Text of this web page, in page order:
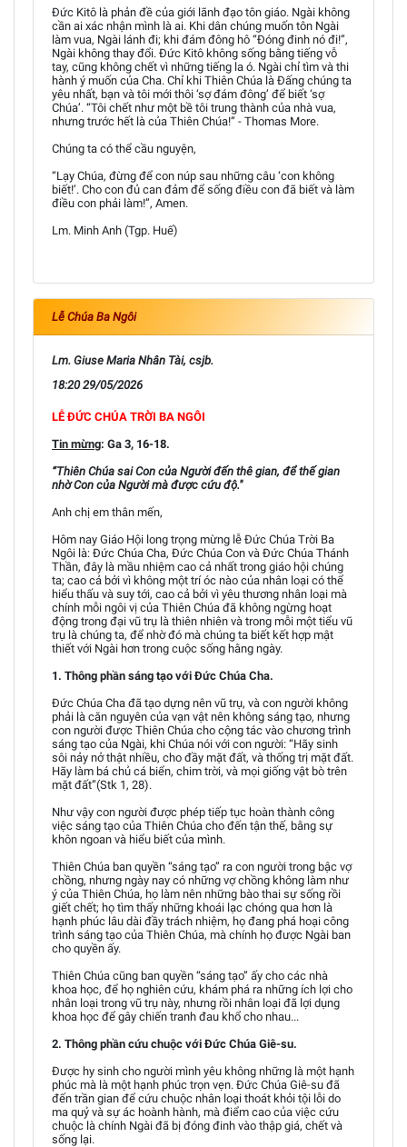
Đức Kitô là phản đề của giới lãnh đạo tôn giáo. Ngài không
cần ai xác nhận mình là ai. Khi dân chúng muốn tôn Ngài
làm vua, Ngài lánh đi; khi đám đông hô “Đóng đinh nó đi!”,
Ngài không thay đổi. Đức Kitô không sống bằng tiếng vỗ
tay, cũng không chết vì những tiếng la ó. Ngài chỉ tìm và thi
hành ý muốn của Cha. Chỉ khi Thiên Chúa là Đấng chúng ta
yêu nhất, bạn và tôi mới thôi ‘sợ đám đông’ để biết ‘sợ
Chúa’. “Tôi chết như một bề tôi trung thành của nhà vua,
nhưng trước hết là của Thiên Chúa!” - Thomas More.
Chúng ta có thể cầu nguyện,
“Lạy Chúa, đừng để con núp sau những câu ‘con không
biết!’. Cho con đủ can đảm để sống điều con đã biết và làm
điều con phải làm!”, Amen.
Lm. Minh Anh (Tgp. Huế)
Lễ Chúa Ba Ngôi
Lm. Giuse Maria Nhân Tài, csjb.
18:20 29/05/2026
LỄ ĐỨC CHÚA TRỜI BA NGÔI
Tin mừng: Ga 3, 16-18.
“Thiên Chúa sai Con của Người đến thê gian, để thế gian
nhờ Con của Người mà được cứu độ."
Anh chị em thân mến,
Hôm nay Giáo Hội long trọng mừng lễ Đức Chúa Trời Ba
Ngôi là: Đức Chúa Cha, Đức Chúa Con và Đức Chúa Thánh
Thần, đây là mầu nhiệm cao cả nhất trong giáo hội chúng
ta; cao cả bởi vì không một trí óc nào của nhân loại có thể
hiểu thấu và suy tới, cao cả bởi vì yêu thương nhân loại mà
chính mỗi ngôi vị của Thiên Chúa đã không ngừng hoạt
động trong đại vũ trụ là thiên nhiên và trong mỗi một tiểu vũ
trụ là chúng ta, để nhờ đó mà chúng ta biết kết hợp mật
thiết với Ngài hơn trong cuộc sống hằng ngày.
1. Thông phần sáng tạo với Đức Chúa Cha.
Đức Chúa Cha đã tạo dựng nên vũ trụ, và con người không
phải là căn nguyên của vạn vật nên không sáng tạo, nhưng
con người được Thiên Chúa cho cộng tác vào chương trình
sáng tạo của Ngài, khi Chúa nói với con người: “Hãy sinh
sôi nảy nở thật nhiều, cho đầy mặt đất, và thống trị mặt đất.
Hãy làm bá chủ cá biển, chim trời, và mọi giống vật bò trên
mặt đất”(Stk 1, 28).
Như vậy con người được phép tiếp tục hoàn thành công
việc sáng tạo của Thiên Chúa cho đến tận thế, bằng sự
khôn ngoan và hiểu biết của mình.
Thiên Chúa ban quyền “sáng tạo” ra con người trong bậc vợ
chồng, nhưng ngày nay có những vợ chồng không làm như
ý của Thiên Chúa, họ làm nên những bào thai sự sống rồi
giết chết; họ tìm thấy những khoái lạc chóng qua hơn là
hạnh phúc lâu dài đầy trách nhiệm, họ đang phá hoại công
trình sáng tạo của Thiên Chúa, mà chính họ được Ngài ban
cho quyền ấy.
Thiên Chúa cũng ban quyền “sáng tạo” ấy cho các nhà
khoa học, để họ nghiên cứu, khám phá ra những ích lợi cho
nhân loại trong vũ trụ này, nhưng rồi nhân loại đã lợi dụng
khoa học để gây chiến tranh đau khổ cho nhau...
2. Thông phần cứu chuộc với Đức Chúa Giê-su.
Được hy sinh cho người mình yêu không những là một hạnh
phúc mà là một hạnh phúc trọn vẹn. Đức Chúa Giê-su đã
đến trần gian để cứu chuộc nhân loại thoát khỏi tội lỗi do
ma quỷ và sự ác hoành hành, mà điểm cao của việc cứu
chuộc là chính Ngài đã bị đóng đinh vào thập giá, chết và
sống lại.